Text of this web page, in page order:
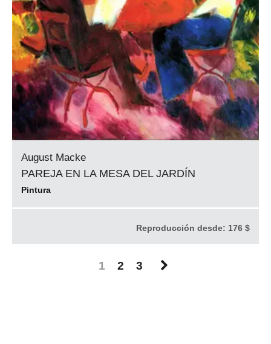
August Macke
PAREJA EN LA MESA DEL JARDÍN
Pintura
Reproducción desde: 176 $
1 2 3